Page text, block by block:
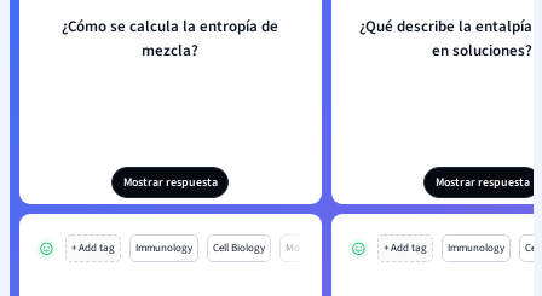
¿Cómo se calcula la entropía de
mezcla?
Mostrar respuesta
¿Qué describe la entalpía
en soluciones?
Mostrar respuesta
+ Add tag Immunology Cell Biology Mo + Add tag Immunology